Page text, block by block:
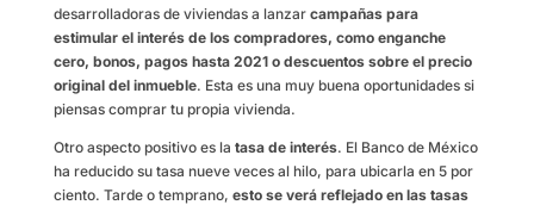
desarrolladoras de viviendas a lanzar campañas para
estimular el interés de los compradores, como enganche
cero, bonos, pagos hasta 2021 o descuentos sobre el precio
original del inmueble. Esta es una muy buena oportunidades si
piensas comprar tu propia vivienda.
Otro aspecto positivo es la tasa de interés. El Banco de México
ha reducido su tasa nueve veces al hilo, para ubicarla en 5 por
ciento. Tarde o temprano, esto se verá reflejado en las tasas